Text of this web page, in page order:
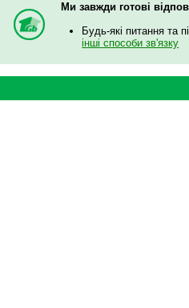
Ми завжди готові
Будь-які питання та
інші способи зв'язку